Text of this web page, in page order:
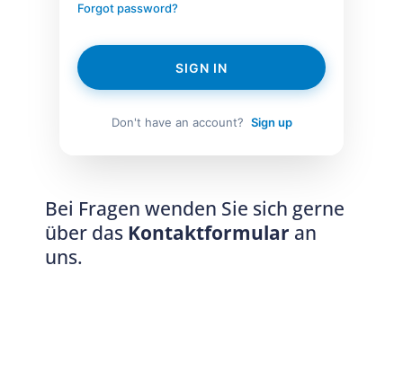
Forgot password?
SIGN IN
Don't have an account? Sign up
Bei Fragen wenden Sie sich gerne
über das Kontaktformular an
uns.